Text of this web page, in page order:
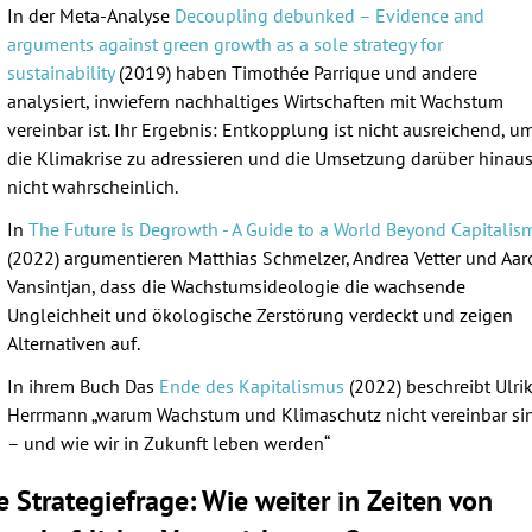
In der Meta-Analyse Decoupling debunked – Evidence and
arguments against green growth as a sole strategy for
sustainability(2019) haben Timothée Parrique und andere
analysiert, inwiefern nachhaltiges Wirtschaften mit Wachstum
vereinbar ist. Ihr Ergebnis: Entkopplung ist nicht ausreichend,
die Klimakrise zu adressieren und die Umsetzung darüber hinaus
nicht wahrscheinlich.
In The Future is Degrowth - A Guide to a World Beyond
(2022) argumentieren Matthias Schmelzer, Andrea Vetter und
Vansintjan, dass die Wachstumsideologie die wachsende
Ungleichheit und ökologische Zerstörung verdeckt und zeigen
Alternativen auf.
In ihrem Buch Das Ende des Kapitalismus (2022) beschreibt
Herrmann „warum Wachstum und Klimaschutz nicht vereinbar
– und wie wir in Zukunft leben werden“
Strategiefrage: Wie weiter in Zeiten von